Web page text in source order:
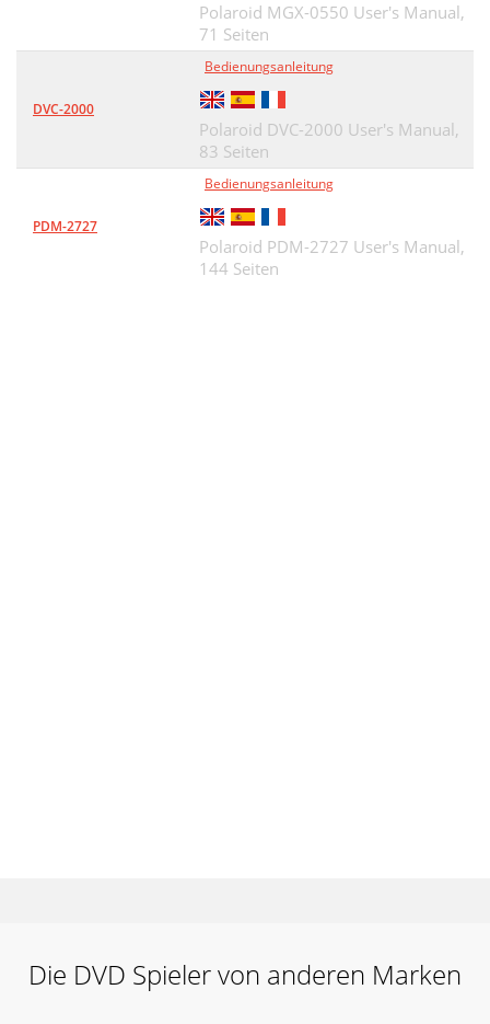
Polaroid MGX-0550 User's Manual,
71 Seiten
DVC-2000
Bedienungsanleitung
Polaroid DVC-2000 User's Manual,
83 Seiten
PDM-2727
Bedienungsanleitung
Polaroid PDM-2727 User's Manual,
144 Seiten
Die DVD Spieler von anderen Marken